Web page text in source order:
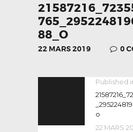
88_O
22 MARS 2019 0
NAVIGATION
L’ARTICLE
Published
o
22 MARS